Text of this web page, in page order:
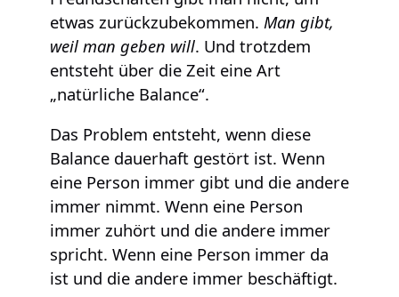
etwas zurückzubekommen. Man gibt,
weil man geben will. Und trotzdem
entsteht über die Zeit eine Art
„natürliche Balance“.
Das Problem entsteht, wenn diese
Balance dauerhaft gestört ist. Wenn
eine Person immer gibt und die andere
immer nimmt. Wenn eine Person
immer zuhört und die andere immer
spricht. Wenn eine Person immer da
ist und die andere immer beschäftigt.